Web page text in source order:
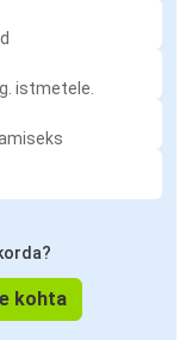
istmetele.
kohta